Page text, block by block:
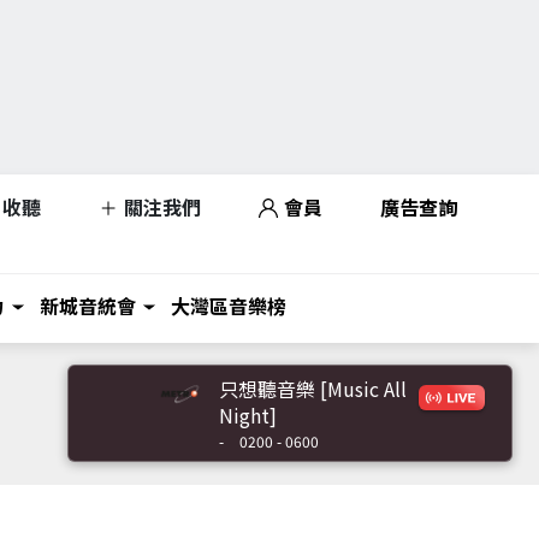
收聽 關注我們 會員 廣告查詢
新城音統會 大灣區音樂榜
只想聽音樂 [Music All
Night]
- 0200 - 0600